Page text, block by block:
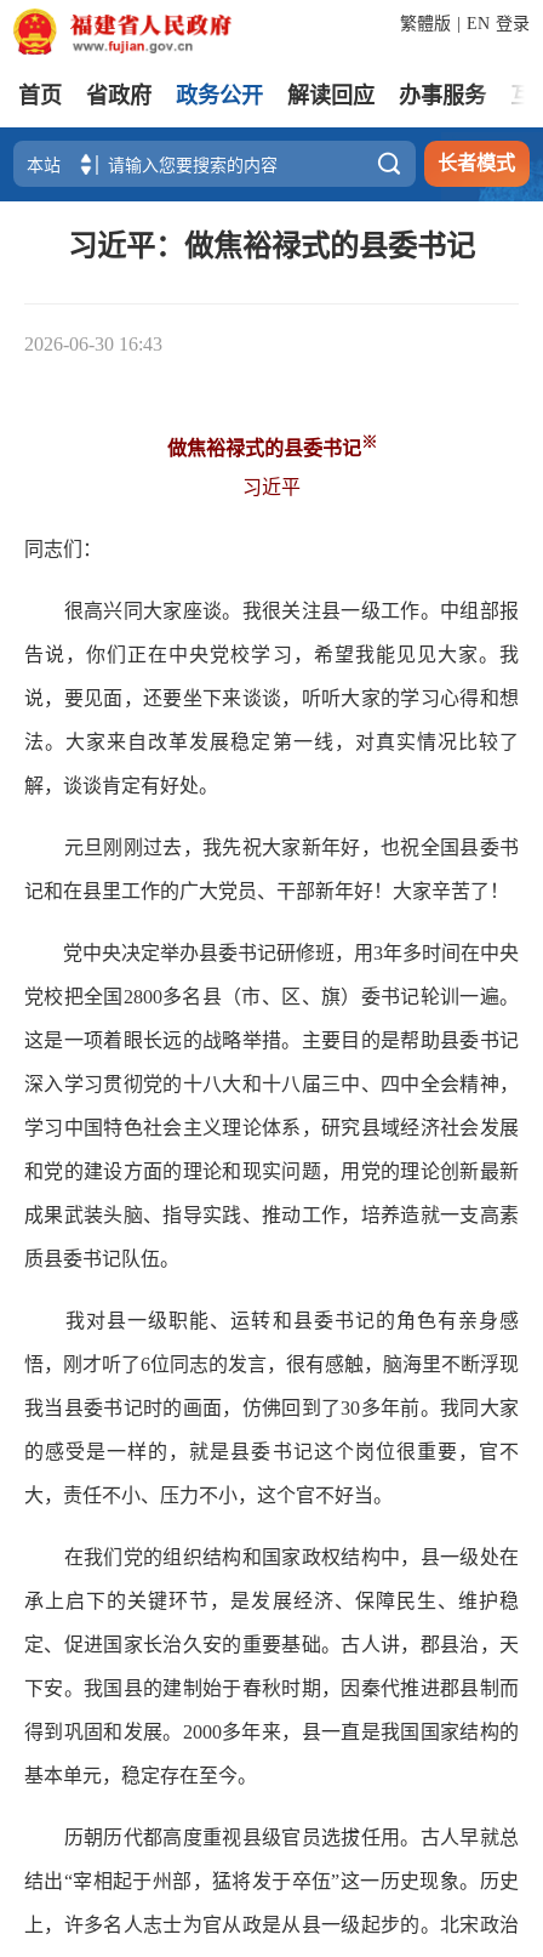
登录
繁體版 EN
首页 省政府 政务公开 解读回应 办事服务 互
 长者模式
习近平：做焦裕禄式的县委书记
2026-06-30 16:43
做焦裕禄式的县委书记※
习近平
同志们：
很高兴同大家座谈。我很关注县一级工作。中组部报
告说，你们正在中央党校学习，希望我能见见大家。我
说，要见面，还要坐下来谈谈，听听大家的学习心得和想
法。大家来自改革发展稳定第一线，对真实情况比较了
解，谈谈肯定有好处。
元旦刚刚过去，我先祝大家新年好，也祝全国县委书
记和在县里工作的广大党员、干部新年好！大家辛苦了！
党中央决定举办县委书记研修班，用3年多时间在中央
党校把全国2800多名县（市、区、旗）委书记轮训一遍。
这是一项着眼长远的战略举措。主要目的是帮助县委书记
深入学习贯彻党的十八大和十八届三中、四中全会精神，
学习中国特色社会主义理论体系，研究县域经济社会发展
和党的建设方面的理论和现实问题，用党的理论创新最新
成果武装头脑、指导实践、推动工作，培养造就一支高素
质县委书记队伍。
我对县一级职能、运转和县委书记的角色有亲身感
悟，刚才听了6位同志的发言，很有感触，脑海里不断浮现
我当县委书记时的画面，仿佛回到了30多年前。我同大家
的感受是一样的，就是县委书记这个岗位很重要，官不
大，责任不小、压力不小，这个官不好当。
在我们党的组织结构和国家政权结构中，县一级处在
承上启下的关键环节，是发展经济、保障民生、维护稳
定、促进国家长治久安的重要基础。古人讲，郡县治，天
下安。我国县的建制始于春秋时期，因秦代推进郡县制而
得到巩固和发展。2000多年来，县一直是我国国家结构的
基本单元，稳定存在至今。
历朝历代都高度重视县级官员选拔任用。古人早就总
结出“宰相起于州部，猛将发于卒伍”这一历史现象。历史
上，许多名人志士为官从政是从县一级起步的。北宋政治